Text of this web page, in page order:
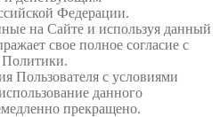
Федерации.
на Сайте и используя данный
свое полное согласие с
Политики.
Пользователя с условиями
данного
прекращено.